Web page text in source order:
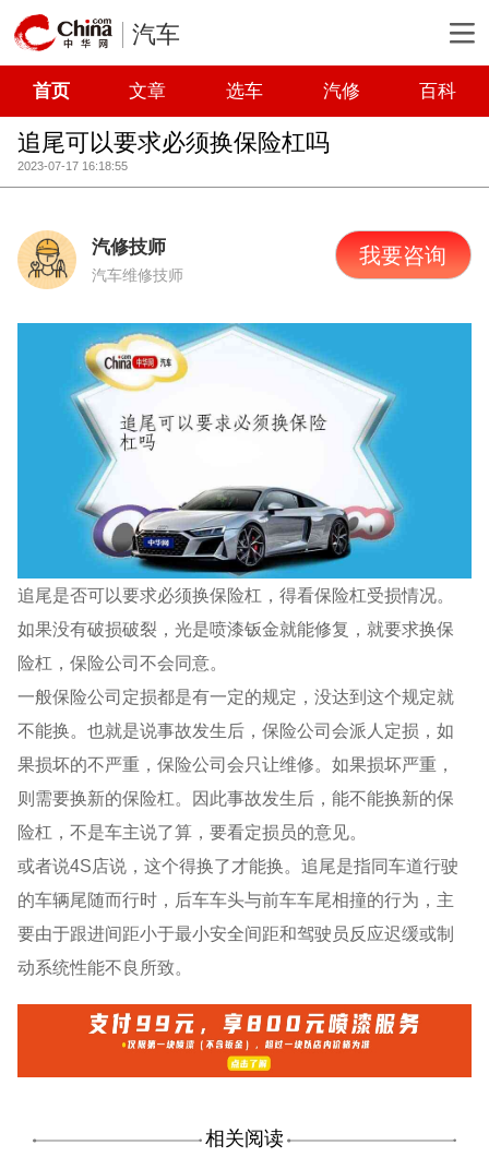
汽车
首页 文章 选车 汽修 百科
追尾可以要求必须换保险杠吗
2023-07-17 16:18:55
汽修技师
汽车维修技师
我要咨询
追尾是否可以要求必须换保险杠，得看保险杠受损情况。
如果没有破损破裂，光是喷漆钣金就能修复，就要求换保
险杠，保险公司不会同意。
一般保险公司定损都是有一定的规定，没达到这个规定就
不能换。也就是说事故发生后，保险公司会派人定损，如
果损坏的不严重，保险公司会只让维修。如果损坏严重，
则需要换新的保险杠。因此事故发生后，能不能换新的保
险杠，不是车主说了算，要看定损员的意见。
或者说4S店说，这个得换了才能换。追尾是指同车道行驶
的车辆尾随而行时，后车车头与前车车尾相撞的行为，主
要由于跟进间距小于最小安全间距和驾驶员反应迟缓或制
动系统性能不良所致。
相关阅读